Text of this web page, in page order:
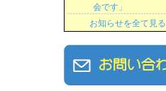
会です」
お知らせを全て見る